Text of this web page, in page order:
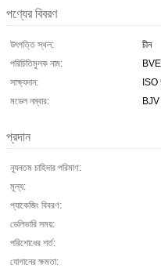
পণ্যের বিবরণ
উৎপত্তি স্থল:
চীন
পরিচিতিমুলক নাম:
সাক্ষ্যদান:
মডেল নম্বার:
প্রদান
ন্যূনতম চাহিদার পরিমাণ:
মূল্য:
প্যাকেজিং বিবরণ:
ডেলিভারি সময়:
পরিশোধের শর্ত:
যোগানের ক্ষমতা: